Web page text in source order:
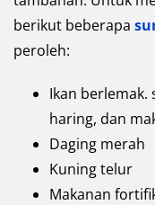
berikut beberapa
peroleh:
Ikan berlemak.
haring, dan
Daging merah
Kuning telur
Makanan